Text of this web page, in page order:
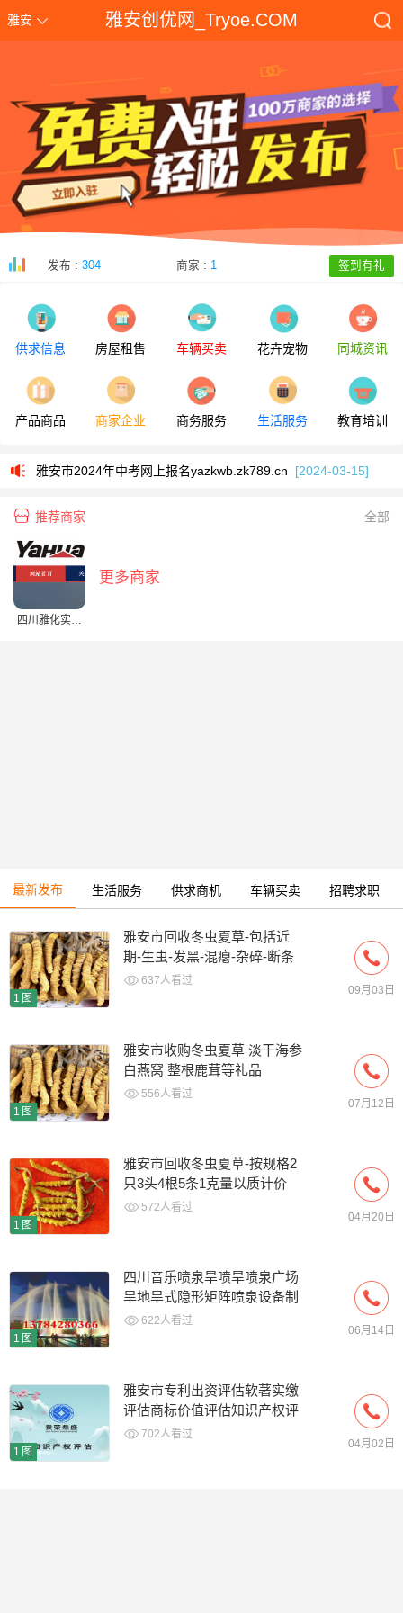
雅安 雅安创优网_Tryoe.COM
发布 :304 商家 : 1 签到有礼
供求信息 房屋租售 车辆买卖 花卉宠物 同城资讯
产品商品 商家企业 商务服务 生活服务 教育培训
2025年雅安市中考报名系统yazkwb.zk789.cn [2025-03-12]
雅安市2024年中考网上报名yazkwb.zk789.cn [2024-03-15]
雅安市2025年中考志愿填报系统yazkzy.zk789.cn
2025年雅安市中考报名系统yazkwb.zk789.cn
推荐商家 全部
四川雅化实业
更多商家
最新发布 生活服务 供求商机 车辆买卖 招聘求职
1图
雅安市回收冬虫夏草-包括近
期-生虫-发黑-混瘪-杂碎-断条
草 637人看过
09月03日
1图
雅安市收购冬虫夏草 淡干海参
白燕窝 整根鹿茸等礼品
556人看过
07月12日
1图
雅安市回收冬虫夏草-按规格2
只3头4根5条1克量以质计价
572人看过
04月20日
1图
四川音乐喷泉旱喷旱喷泉广场
旱地旱式隐形矩阵喷泉设备制
作安装厂家
622人看过
06月14日
1图
雅安市专利出资评估软著实缴
评估商标价值评估知识产权评
估 702人看过
04月02日